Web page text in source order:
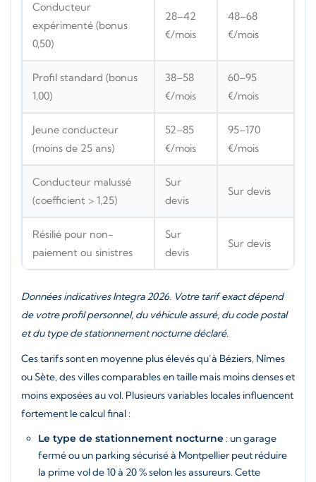
Conducteur
expérimenté (bonus
0,50)
28–42
€/mois
48–68
€/mois
Profil standard (bonus
1,00)
38–58
€/mois
60–95
€/mois
Jeune conducteur
(moins de 25 ans)
52–85
€/mois
95–170
€/mois
Conducteur malussé
(coefficient > 1,25)
Sur
devis
Sur devis
Résilié pour non-
paiement ou sinistres
Sur
devis
Sur devis
Données indicatives Integra 2026. Votre tarif exact dépend
de votre profil personnel, du véhicule assuré, du code postal
et du type de stationnement nocturne déclaré.
Ces tarifs sont en moyenne plus élevés qu’à Béziers, Nîmes
ou Sète, des villes comparables en taille mais moins denses et
moins exposées au vol. Plusieurs variables locales influencent
fortement le calcul final :
Le type de stationnement nocturne : un garage
fermé ou un parking sécurisé à Montpellier peut réduire
la prime vol de 10 à 20 % selon les assureurs. Cette